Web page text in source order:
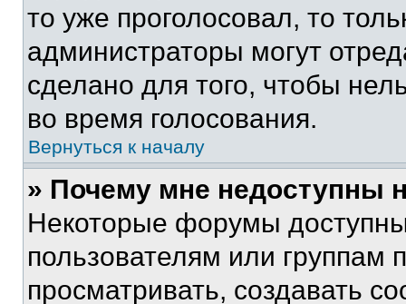
то уже проголосовал, то
администраторы могут
сделано для того, чтобы
во время голосования.
Вернуться к началу
» Почему мне недоступны
Некоторые форумы
пользователям или группам
просматривать, создавать